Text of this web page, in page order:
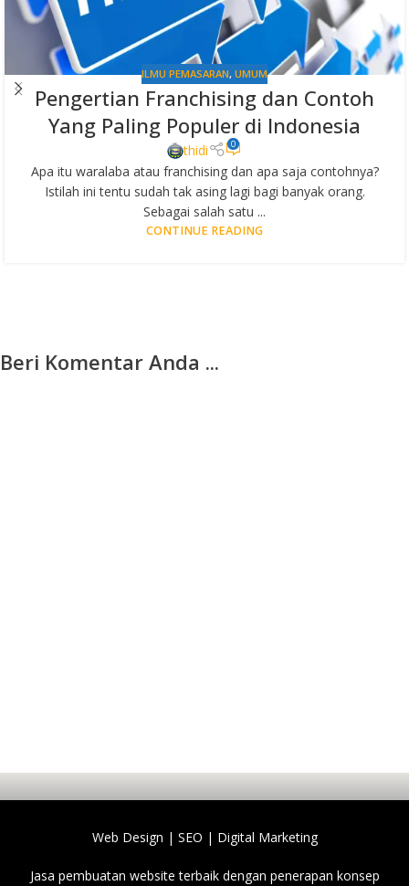
ILMU PEMASARAN, UMUM
Pengertian Franchising dan Contoh
Yang Paling Populer di Indonesia
thidi 0
Apa itu waralaba atau franchising dan apa saja contohnya?
Istilah ini tentu sudah tak asing lagi bagi banyak orang.
Sebagai salah satu ...
CONTINUE READING
Beri Komentar Anda ...
Web Design | SEO | Digital Marketing
Jasa pembuatan website terbaik dengan penerapan konsep